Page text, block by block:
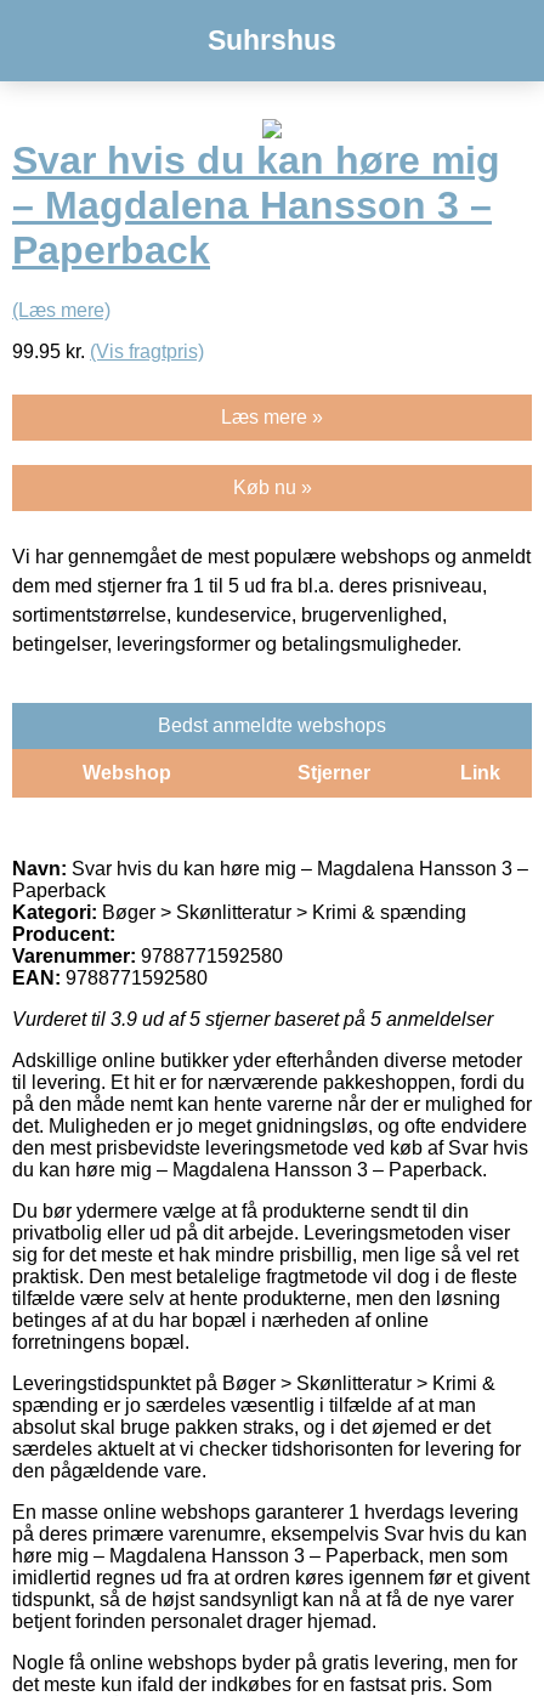
Suhrshus
Svar hvis du kan høre mig
– Magdalena Hansson 3 –
Paperback
(Læs mere)
99.95 kr. (Vis fragtpris)
Læs mere »
Køb nu »
Vi har gennemgået de mest populære webshops og anmeldt
dem med stjerner fra 1 til 5 ud fra bl.a. deres prisniveau,
sortimentstørrelse, kundeservice, brugervenlighed,
betingelser, leveringsformer og betalingsmuligheder.
Bedst anmeldte webshops
Webshop Stjerner Link
Navn: Svar hvis du kan høre mig – Magdalena Hansson 3 –
Paperback
Kategori: Bøger > Skønlitteratur > Krimi & spænding
Producent:
Varenummer: 9788771592580
EAN: 9788771592580
Vurderet til 3.9 ud af 5 stjerner baseret på 5 anmeldelser
Adskillige online butikker yder efterhånden diverse metoder
til levering. Et hit er for nærværende pakkeshoppen, fordi du
på den måde nemt kan hente varerne når der er mulighed for
det. Muligheden er jo meget gnidningsløs, og ofte endvidere
den mest prisbevidste leveringsmetode ved køb af Svar hvis
du kan høre mig – Magdalena Hansson 3 – Paperback.
Du bør ydermere vælge at få produkterne sendt til din
privatbolig eller ud på dit arbejde. Leveringsmetoden viser
sig for det meste et hak mindre prisbillig, men lige så vel ret
praktisk. Den mest betalelige fragtmetode vil dog i de fleste
tilfælde være selv at hente produkterne, men den løsning
betinges af at du har bopæl i nærheden af online
forretningens bopæl.
Leveringstidspunktet på Bøger > Skønlitteratur > Krimi &
spænding er jo særdeles væsentlig i tilfælde af at man
absolut skal bruge pakken straks, og i det øjemed er det
særdeles aktuelt at vi checker tidshorisonten for levering for
den pågældende vare.
En masse online webshops garanterer 1 hverdags levering
på deres primære varenumre, eksempelvis Svar hvis du kan
høre mig – Magdalena Hansson 3 – Paperback, men som
imidlertid regnes ud fra at ordren køres igennem før et givent
tidspunkt, så de højst sandsynligt kan nå at få de nye varer
betjent forinden personalet drager hjemad.
Nogle få online webshops byder på gratis levering, men for
det meste kun ifald der indkøbes for en fastsat pris. Som